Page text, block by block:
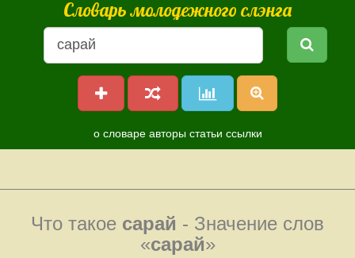
Словарь молодежного слэнга
о словаре авторы статьи ссылки
Что такое сарай - Значение слов
«сарай»